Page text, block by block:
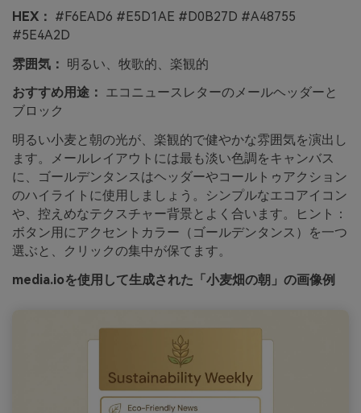
HEX： #F6EAD6 #E5D1AE #D0B27D #A48755
#5E4A2D
雰囲気： 明るい、牧歌的、楽観的
おすすめ用途： エコニュースレターのメールヘッダーと
ブロック
明るい小麦と朝の光が、楽観的で健やかな雰囲気を演出し
ます。メールレイアウトには最も淡い色調をキャンバス
に、ゴールデンタンスはヘッダーやコールトゥアクション
のハイライトに使用しましょう。シンプルなエコアイコン
や、控えめなテクスチャー背景とよく合います。ヒント：
ボタン用にアクセントカラー（ゴールデンタンス）を一つ
選ぶと、クリックの集中が保てます。
media.ioを使用して生成された「小麦畑の朝」の画像例